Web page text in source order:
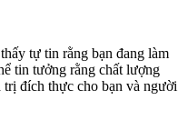
tự tin rằng bạn đang làm
tin tưởng rằng chất lượng
đích thực cho bạn và người